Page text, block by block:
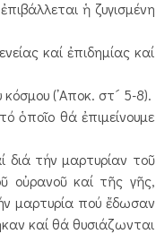
ἡ ζυγισμένη
καί ἐπιδημίας καί
(᾿Αποκ. στ´ 5-8).
ὁποῖο θά ἐπιμείνουμε
τήν μαρτυρίαν τοῦ
οὐρανοῦ καί τῆς γῆς,
μαρτυρία πού ἔδωσαν
καί θά θυσιάζωνται